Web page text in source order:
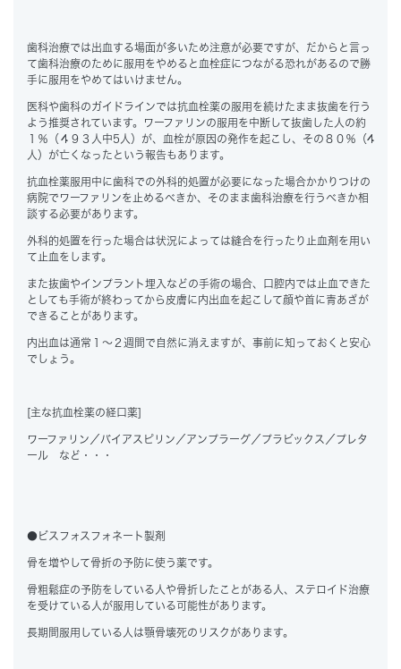
歯科治療では出血する場面が多いため注意が必要ですが、だからと言っ
て歯科治療のために服用をやめると血栓症につながる恐れがあるので勝
手に服用をやめてはいけません。
医科や歯科のガイドラインでは抗血栓薬の服用を続けたまま抜歯を行う
よう推奨されています。ワーファリンの服用を中断して抜歯した人の約
１％（４９３人中5人）が、血栓が原因の発作を起こし、その８０％（4
人）が亡くなったという報告もあります。
抗血栓薬服用中に歯科での外科的処置が必要になった場合かかりつけの
病院でワーファリンを止めるべきか、そのまま歯科治療を行うべきか相
談する必要があります。
外科的処置を行った場合は状況によっては縫合を行ったり止血剤を用い
て止血をします。
また抜歯やインプラント埋入などの手術の場合、口腔内では止血できた
としても手術が終わってから皮膚に内出血を起こして顔や首に青あざが
できることがあります。
内出血は通常１～２週間で自然に消えますが、事前に知っておくと安心
でしょう。
[主な抗血栓薬の経口薬]
ワーファリン／バイアスピリン／アンプラーグ／プラビックス／プレタ
ール など・・・
●ビスフォスフォネート製剤
骨を増やして骨折の予防に使う薬です。
骨粗鬆症の予防をしている人や骨折したことがある人、ステロイド治療
を受けている人が服用している可能性があります。
長期間服用している人は顎骨壊死のリスクがあります。